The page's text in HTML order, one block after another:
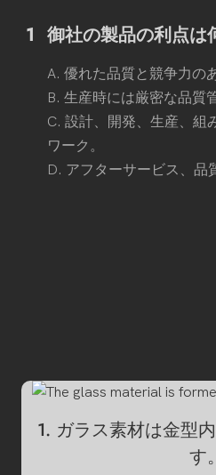
1 御社の製品の利点は
A. 優れた品質と競争力の
B. 生産時には厳密な品質
C. 設計、開発、生産、組
ワーク。
D. アフターサービス、品
1. ガラス素材は金型
す。